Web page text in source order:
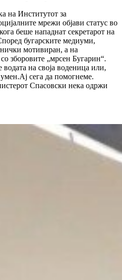
на Институтот за
мрежи објави статус во
беше нападнат секретарот на
бугарските медиуми,
мотивиран, а на
зборовите „мрсен Бугарин“.
на своја воденица или,
сега да помогнеме.
Спасовски нека одржи